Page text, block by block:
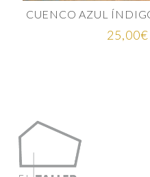
25,00€